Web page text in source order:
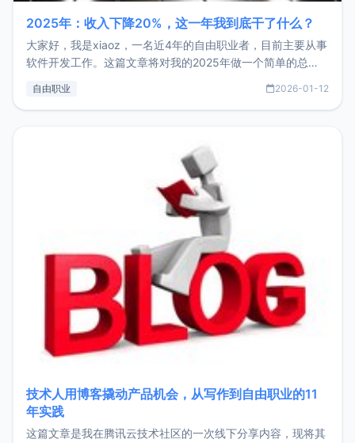
2025年：收入下降20%，这一年我到底干了什么？
大家好，我是xiaoz，一名近4年的自由职业者，目前主要从事
软件开发工作。这篇文章将对我的2025年做一个简单的总
收入下降20%，但却过得很充实，2026年不求突破，但求保
自由职业 2026-01-12
技术人用博客撬动产品机会，从写作到自由职业的11
年实践
这篇文章是我在腾讯云技术社区的一次线下分享内容，现将其